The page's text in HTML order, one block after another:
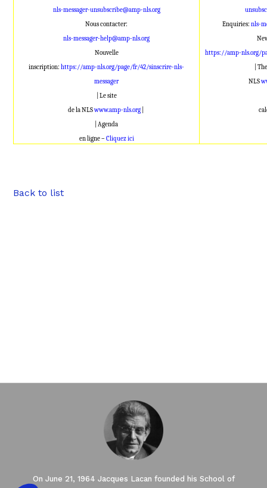
nls-messager-unsubscribe@amp-nls.org
Nous contacter:
nls-messager-help@amp-nls.org
Nouvelle
inscription:https://amp-nls.org/page/fr/42/sinscrire-nls-
messager
| Le site
de la NLSwww.amp-nls.org
| Agenda
en ligne – Cliquez ici
Enquiries:nls-
https://amp-nls.org/
|
NLS
Back to list
On June 21, 1964 Jacques Lacan founded his School of